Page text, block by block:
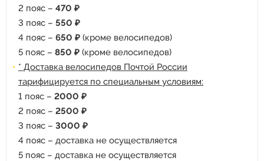
2 пояс – 470 ₽
3 пояс – 550 ₽
4 пояс – 650 ₽ (кроме велосипедов)
5 пояс – 850 ₽ (кроме велосипедов)
* Доставка велосипедов Почтой России
тарифицируется по специальным условиям:
1 пояс – 2000 ₽
2 пояс – 2500 ₽
3 пояс – 3000 ₽
4 пояс – доставка не осуществляется
5 пояс – доставка не осуществляется